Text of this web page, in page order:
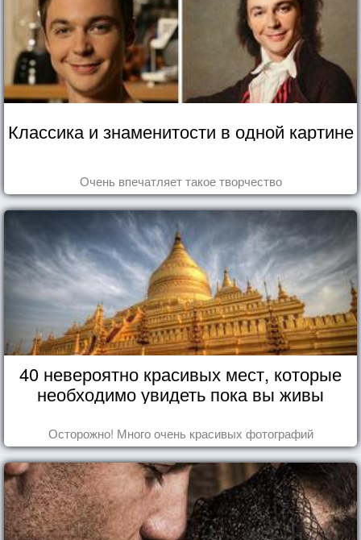
Классика и знаменитости в одной картине
Очень впечатляет такое творчество
40 невероятно красивых мест, которые
необходимо увидеть пока вы живы
Осторожно! Много очень красивых фотографий